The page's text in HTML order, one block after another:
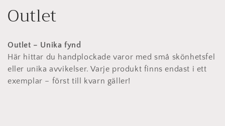
P
r
o
d
Outlet
Outlet – Unika fynd
Här hittar du handplockade varor med små skönhetsfel
eller unika avvikelser. Varje produkt finns endast i ett
exemplar – först till kvarn gäller!